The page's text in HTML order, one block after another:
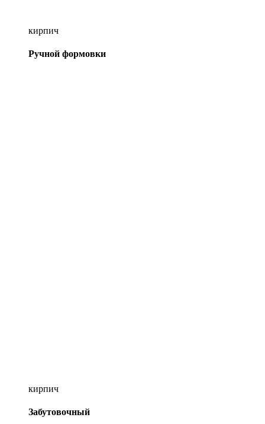
кирпич
Ручной формовки
кирпич
Забутовочный